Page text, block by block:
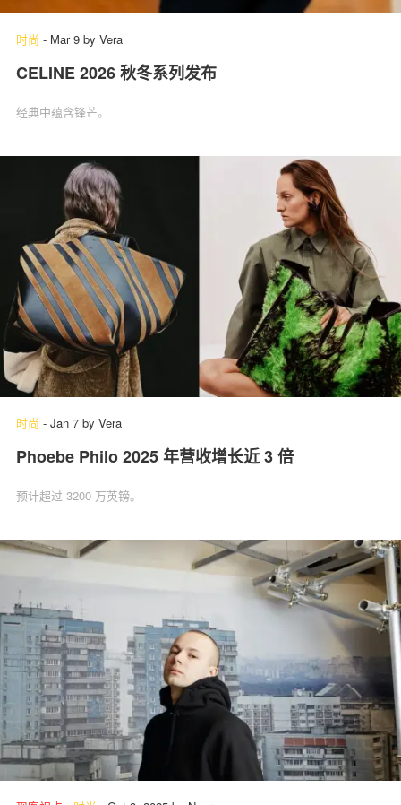
时尚 - Mar 9 by Vera
CELINE 2026 秋冬系列发布
经典中蕴含锋芒。
时尚 - Jan 7 by Vera
Phoebe Philo 2025 年营收增长近 3 倍
预计超过 3200 万英镑。